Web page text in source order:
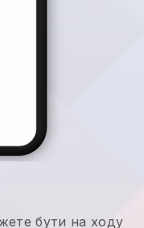
бути на ходу